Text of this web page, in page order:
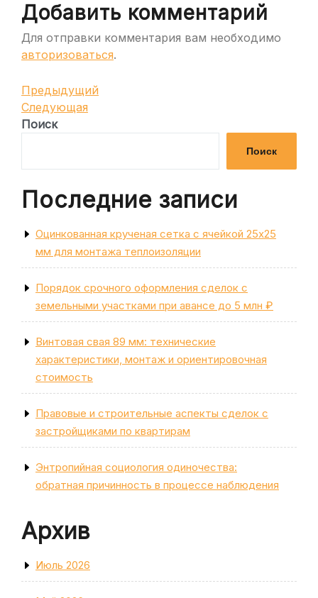
Добавить комментарий
Для отправки комментария вам необходимо
авторизоваться.
Навигация
по
записям
Предыдущая
запись
Предыдущий
Следующая
запись
Следующая
Поиск
Поиск
Последние записи
Оцинкованная крученая сетка с ячейкой 25х25
мм для монтажа теплоизоляции
Порядок срочного оформления сделок с
земельными участками при авансе до 5 млн ₽
Винтовая свая 89 мм: технические
характеристики, монтаж и ориентировочная
стоимость
Правовые и строительные аспекты сделок с
застройщиками по квартирам
Энтропийная социология одиночества:
обратная причинность в процессе наблюдения
Архив
Июль 2026